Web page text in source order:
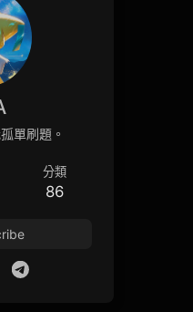
單刷題。
分類
86